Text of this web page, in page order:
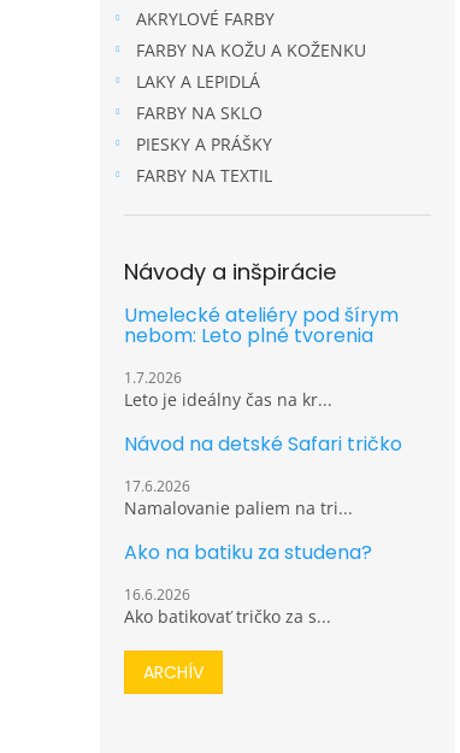
AKRYLOVÉ FARBY
FARBY NA KOŽU A KOŽENKU
LAKY A LEPIDLÁ
FARBY NA SKLO
PIESKY A PRÁŠKY
FARBY NA TEXTIL
Návody a inšpirácie
Umelecké ateliéry pod šírym
nebom: Leto plné tvorenia
1.7.2026
Leto je ideálny čas na kr...
Návod na detské Safari tričko
17.6.2026
Namalovanie paliem na tri...
Ako na batiku za studena?
16.6.2026
Ako batikovať tričko za s...
ARCHÍV